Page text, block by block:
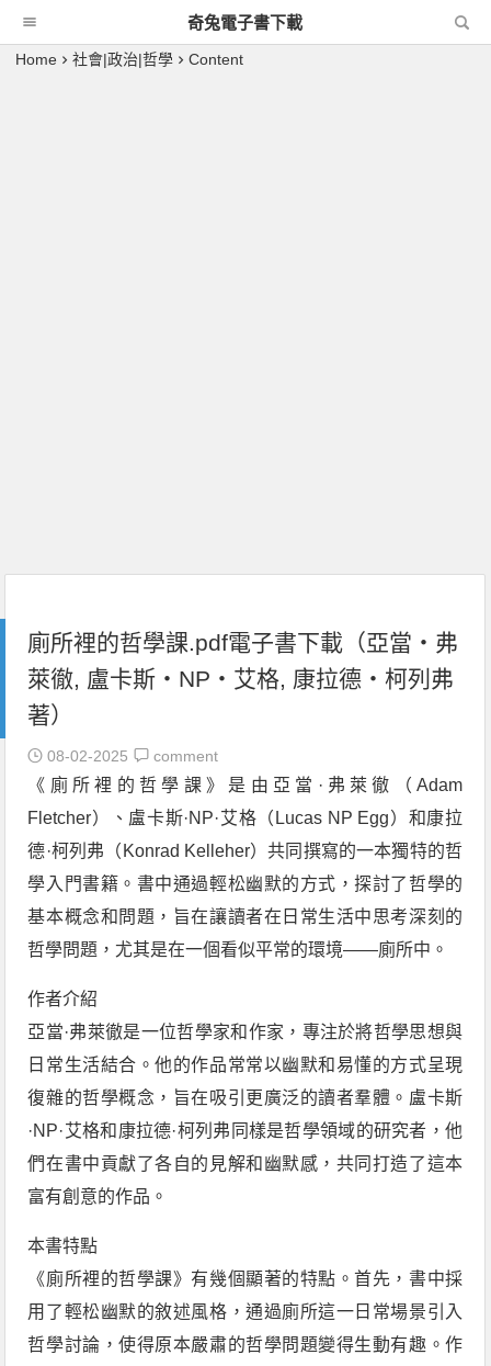
奇兔電子書下載
Home 社會|政治|哲學 Content
廁所裡的哲學課.pdf電子書下載（亞當‧弗
萊徹, 盧卡斯‧NP‧艾格, 康拉德‧柯列弗
著）
08-02-2025 comment
《廁所裡的哲學課》是由亞當·弗萊徹（Adam
Fletcher）、盧卡斯·NP·艾格（Lucas NP Egg）和康拉
德·柯列弗（Konrad Kelleher）共同撰寫的一本獨特的哲
學入門書籍。書中通過輕松幽默的方式，探討了哲學的
基本概念和問題，旨在讓讀者在日常生活中思考深刻的
哲學問題，尤其是在一個看似平常的環境——廁所中。
作者介紹
亞當·弗萊徹是一位哲學家和作家，專注於將哲學思想與
日常生活結合。他的作品常常以幽默和易懂的方式呈現
復雜的哲學概念，旨在吸引更廣泛的讀者羣體。盧卡斯
·NP·艾格和康拉德·柯列弗同樣是哲學領域的研究者，他
們在書中貢獻了各自的見解和幽默感，共同打造了這本
富有創意的作品。
本書特點
《廁所裡的哲學課》有幾個顯著的特點。首先，書中採
用了輕松幽默的敘述風格，通過廁所這一日常場景引入
哲學討論，使得原本嚴肅的哲學問題變得生動有趣。作